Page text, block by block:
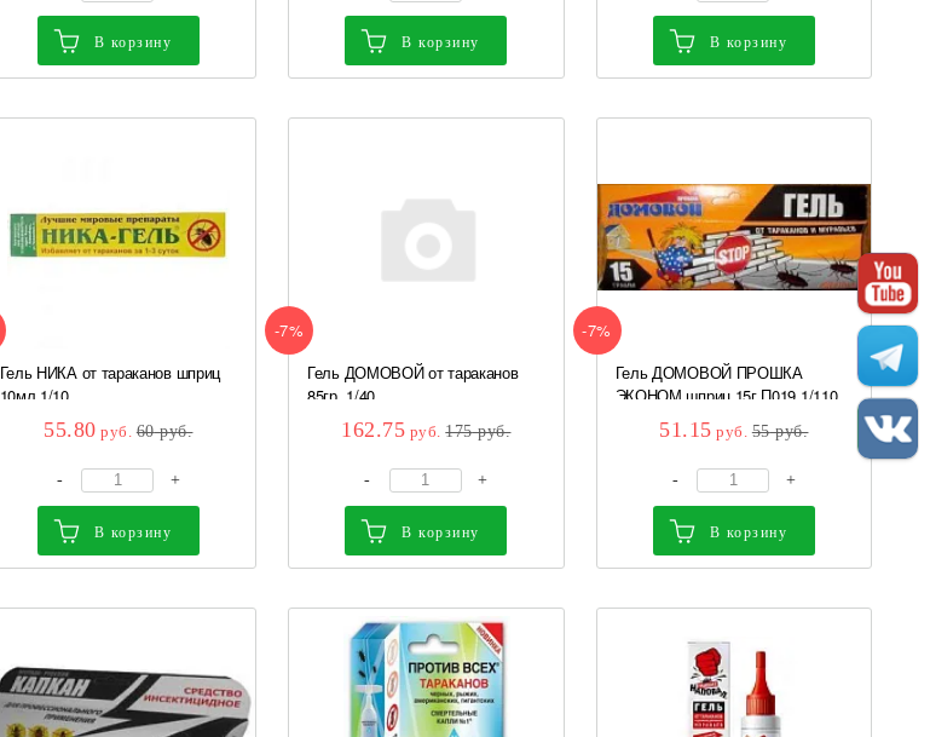
В корзину В корзину В корзину
Гель НИКА от тараканов шприц
10мл 1/10
55.80 руб. 60руб.
- +
В корзину
-7%
Гель ДОМОВОЙ от тараканов
85гр. 1/40
162.75 руб. 175руб.
- +
В корзину
-7%
Гель ДОМОВОЙ ПРОШКА
ЭКОНОМ шприц 15г П019 1/110
51.15 руб. 55руб.
- +
В корзину